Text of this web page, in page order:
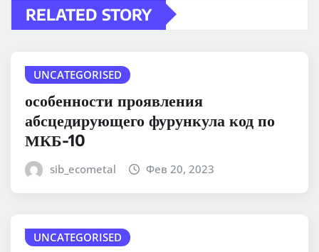
RELATED STORY
UNCATEGORISED
особенности проявления
абсцедирующего фурункула код по
МКБ-10
sib_ecometal Фев 20, 2023
UNCATEGORISED